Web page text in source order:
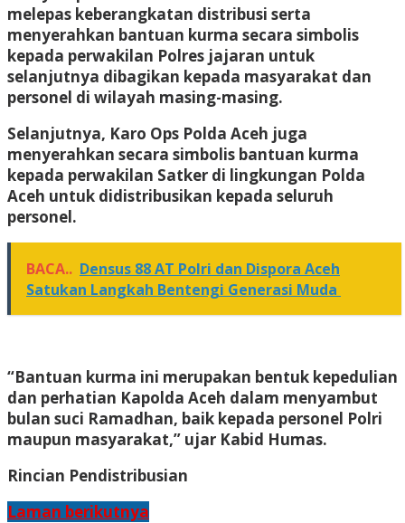
melepas keberangkatan distribusi serta
menyerahkan bantuan kurma secara simbolis
kepada perwakilan Polres jajaran untuk
selanjutnya dibagikan kepada masyarakat dan
personel di wilayah masing-masing.
Selanjutnya, Karo Ops Polda Aceh juga
menyerahkan secara simbolis bantuan kurma
kepada perwakilan Satker di lingkungan Polda
Aceh untuk didistribusikan kepada seluruh
personel.
BACA.. Densus 88 AT Polri dan Dispora Aceh
Satukan Langkah Bentengi Generasi Muda
“Bantuan kurma ini merupakan bentuk kepedulian
dan perhatian Kapolda Aceh dalam menyambut
bulan suci Ramadhan, baik kepada personel Polri
maupun masyarakat,” ujar Kabid Humas.
Rincian Pendistribusian
Laman berikutnya